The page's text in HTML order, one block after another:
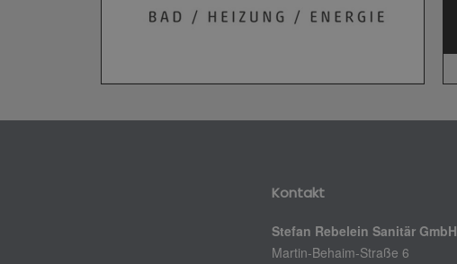
Kontakt
Stefan Rebelein Sanitär GmbH
Martin-Behaim-Straße 6